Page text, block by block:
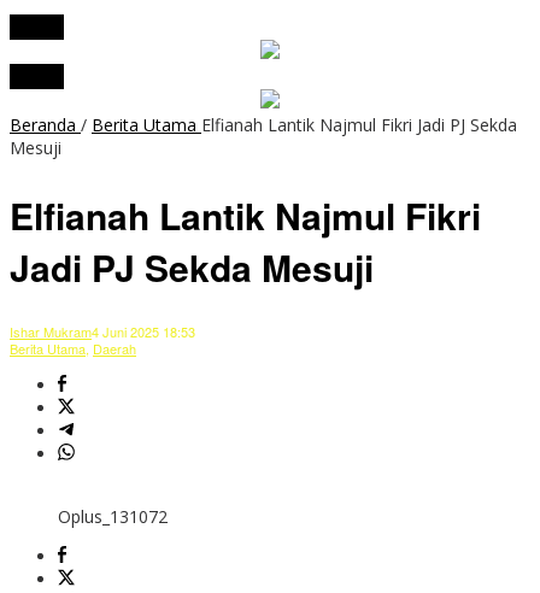
Beranda / Berita Utama Elfianah Lantik Najmul Fikri Jadi PJ Sekda
Mesuji
Elfianah Lantik Najmul Fikri
Jadi PJ Sekda Mesuji
Ishar Mukram4 Juni 2025 18:53
Berita Utama, Daerah
Oplus_131072